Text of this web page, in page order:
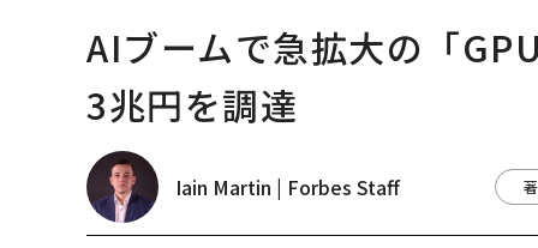
AIブームで急拡大の「
3兆円を調達
Iain Martin | Forbes Staff